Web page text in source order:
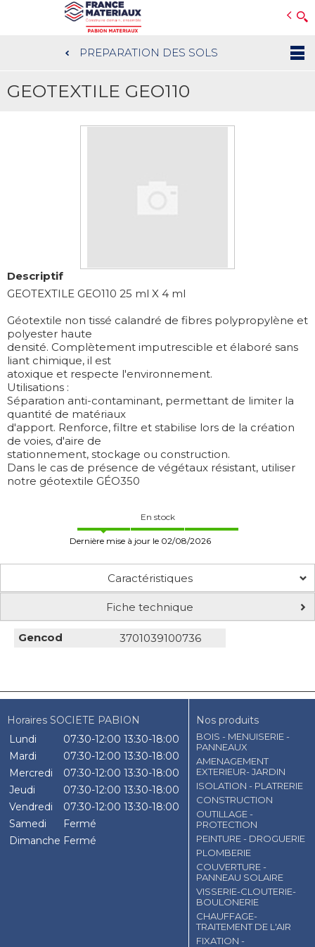
au
contenu
PREPARATION DES SOLS
GEOTEXTILE GEO110
Descriptif
GEOTEXTILE GEO110 25 ml X 4 ml
Géotextile non tissé calandré de fibres polypropylène et
polyester haute
densité. Complètement imputrescible et élaboré sans
liant chimique, il est
atoxique et respecte l'environnement.
Utilisations :
Séparation anti-contaminant, permettant de limiter la
quantité de matériaux
d'apport. Renforce, filtre et stabilise lors de la création
de voies, d'aire de
stationnement, stockage ou construction.
Dans le cas de présence de végétaux résistant, utiliser
notre géotextile GÉO350
En stock
Dernière mise à jour le 02/08/2026
Caractéristiques
Fiche technique
Gencod 3701039100736
Horaires SOCIETE PABION
Lundi
07:30-12:00 13:30-18:00
Mardi
07:30-12:00 13:30-18:00
Mercredi
07:30-12:00 13:30-18:00
Jeudi
07:30-12:00 13:30-18:00
Vendredi
07:30-12:00 13:30-18:00
Samedi
Fermé
Dimanche Fermé
Nos produits
BOIS - MENUISERIE -
PANNEAUX
AMENAGEMENT
EXTERIEUR- JARDIN
ISOLATION - PLATRERIE
CONSTRUCTION
OUTILLAGE -
PROTECTION
PEINTURE - DROGUERIE
PLOMBERIE
COUVERTURE -
PANNEAU SOLAIRE
VISSERIE-CLOUTERIE-
BOULONERIE
CHAUFFAGE-
TRAITEMENT DE L'AIR
FIXATION -